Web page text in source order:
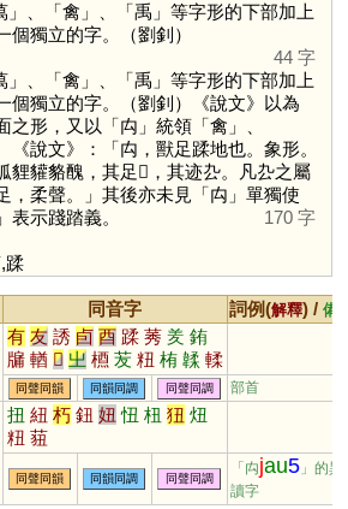
」、「禽 」、「禹 」等字形的下部加上
獨立的字。（劉釗）
44 字
」、「禽 」、「禹 」等字形的下部加上
個獨立的字。（劉釗）《說文》以為
之形，又以「禸 」統領「禽 」、
《說文》：「禸，獸足蹂地也。象形。
貍貛貉醜，其足𨆌，其迹厹。凡厹之屬
，柔聲。」其後亦未見「禸 」單獨使
表示踐踏義。 170 字
,蹂
同音字 詞例(解釋) / 備
有 友 誘 卣 酉 蹂 莠 羑 銪
牖 輶 𠧴 㞢 槱 苃 粈 栯 韖 輮
煣 庮
同聲同韻 同韻同調 同聲同調 部首
扭 紐 朽 鈕 妞 忸 杻 狃 炄
粈 莥
同聲同韻 同韻同調 同聲同調
「禸jau5 」的異
讀字